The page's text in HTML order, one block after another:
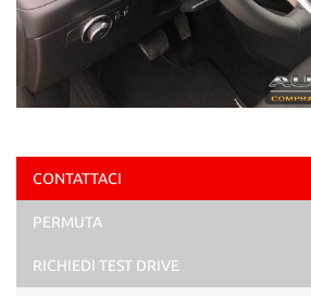
CONTATTACI
PERMUTA
RICHIEDI TEST DRIVE